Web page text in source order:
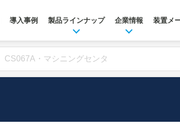
導入事例 製品ラインナップ 企業情報 装置メ